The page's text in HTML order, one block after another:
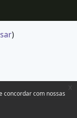
concordar com nossas
)